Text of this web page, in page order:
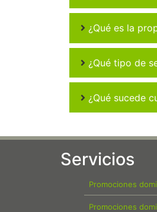
¿Qué es la
¿Qué tipo de
¿Qué sucede
Servicios
Promociones
Promociones